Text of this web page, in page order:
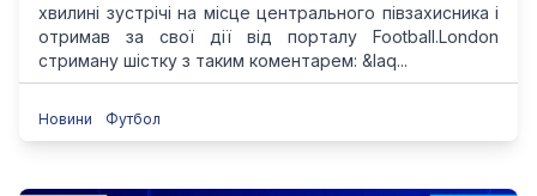
хвилині зустрічі на місце центрального півзахисника і
отримав за свої дії від порталу Football.London
стриману шістку з таким коментарем: &laq...
Новини Футбол